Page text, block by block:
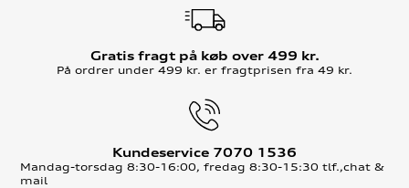
Gratis fragt på køb over 499 kr.
På ordrer under 499 kr. er fragtprisen fra 49 kr.
Kundeservice 7070 1536
Mandag-torsdag 8:30-16:00, fredag 8:30-15:30 tlf.,chat &
mail